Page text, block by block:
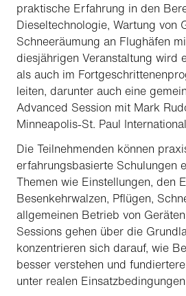
praktische Erfahrung in den
Dieseltechnologie, Wartung von
Schneeräumung an Flughäfen
diesjährigen Veranstaltung wird
als auch im
leiten, darunter auch eine
Advanced Session mit Mark
Minneapolis-St. Paul
Die Teilnehmenden können
erfahrungsbasierte Schulungen
Themen wie Einstellungen, den
Besenkehrwalzen, Pflügen,
allgemeinen Betrieb von
Sessions gehen über die
konzentrieren sich darauf, wie
besser verstehen und
unter realen